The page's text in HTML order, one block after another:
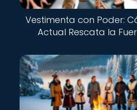
Vestimenta con Poder:
Actual Rescata la